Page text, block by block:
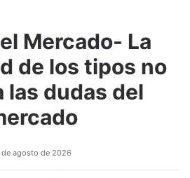
Mercado- La
de los tipos no
las dudas del
de agosto de 2026